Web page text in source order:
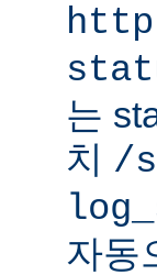
는
치 /
자동